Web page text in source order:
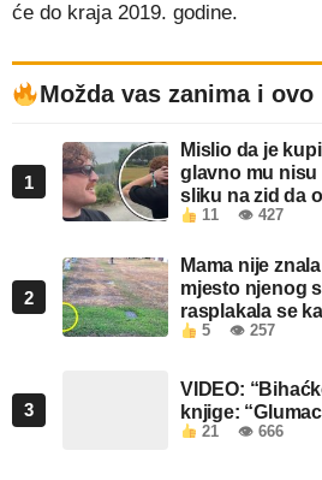
će do kraja 2019. godine.
Možda vas zanima i ovo
1
Mislio da je
glavno mu nisu
sliku na zid da
11 👁 427
2
Mama nije
mjesto njenog
rasplakala se
5 👁 257
3
VIDEO:
knjige:
21 👁 666